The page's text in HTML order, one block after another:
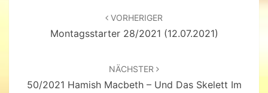
VORHERIGER
Montagsstarter 28/2021 (12.07.2021)
NÄCHSTER
50/2021 Hamish Macbeth – Und Das Skelett Im